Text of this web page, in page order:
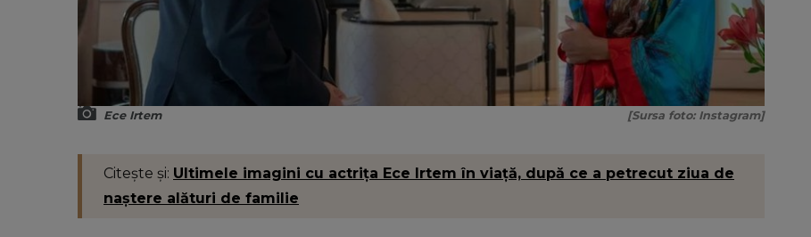
Ece Irtem [Sursa foto: Instagram]
Citește și: Ultimele imagini cu actrița Ece Irtem în viață, după ce a petrecut ziua de
naștere alături de familie